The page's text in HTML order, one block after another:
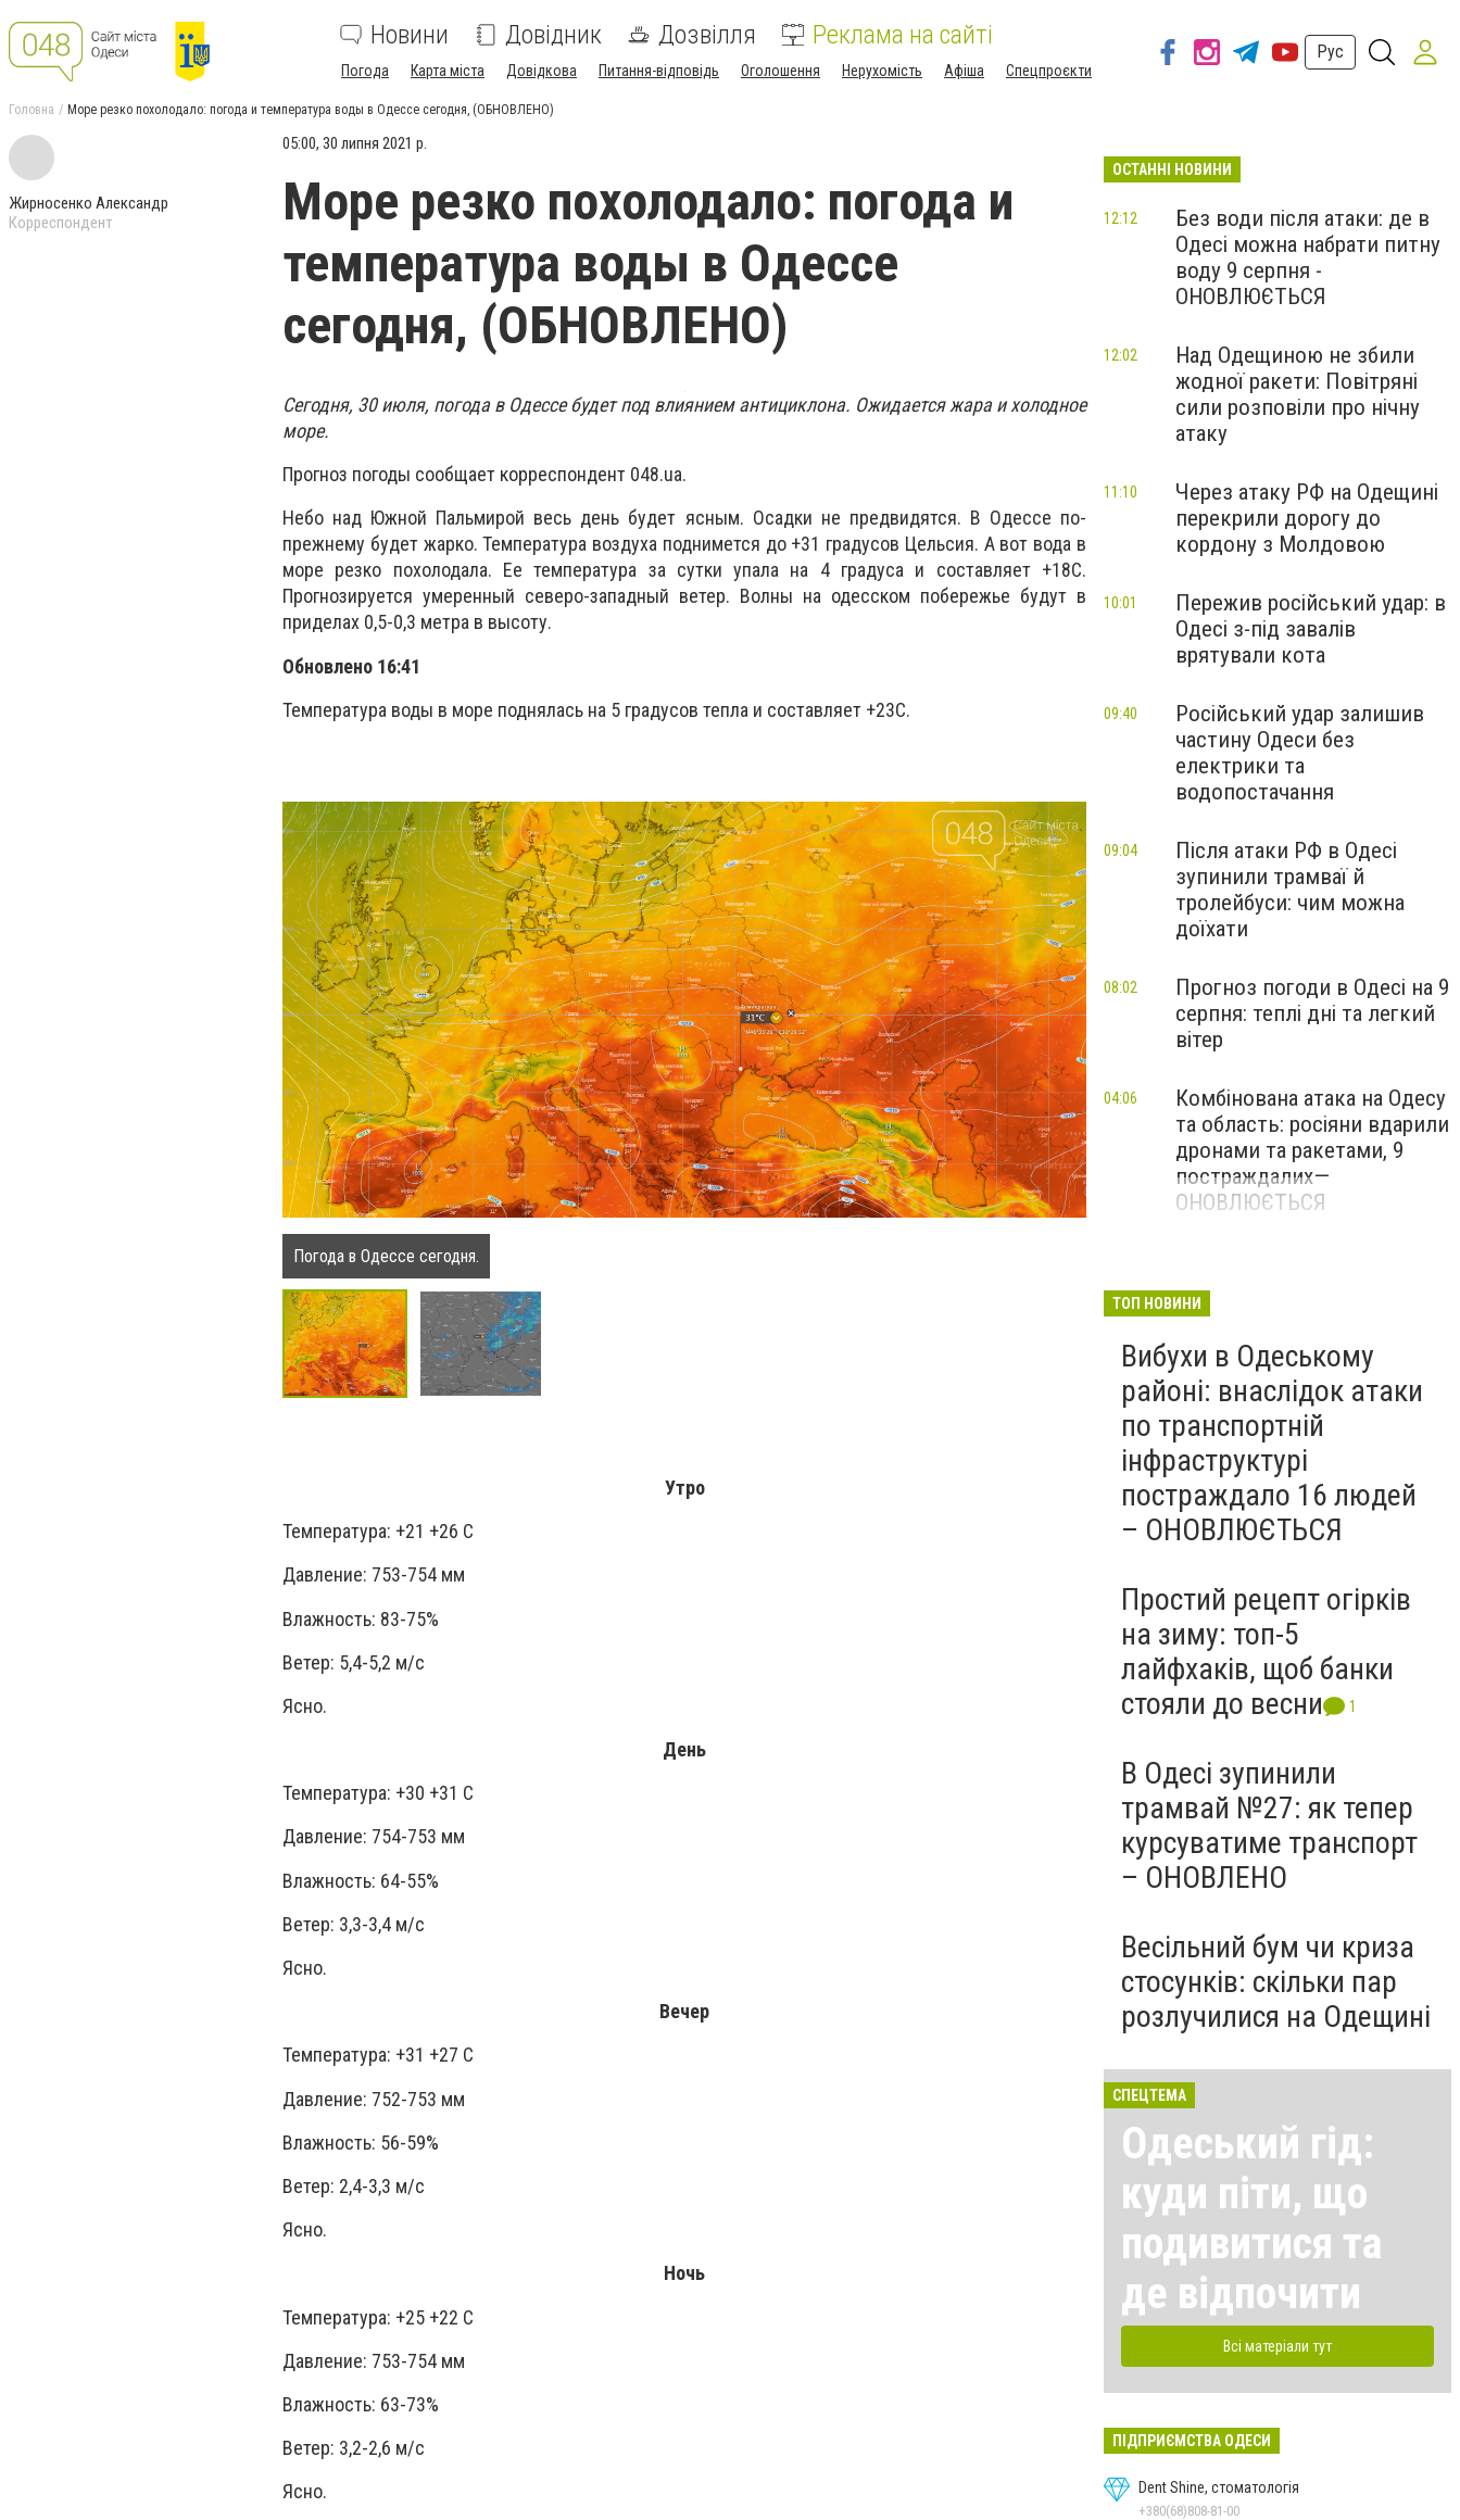
Новини Довідник Дозвілля Реклама на сайті
Погода Карта міста Довідкова Питання-відповідь Оголошення Нерухомість Афіша Спецпроєкти
Рус
Головна Море резко похолодало: погода и температура воды в Одессе сегодня, (ОБНОВЛЕНО)
Жирносенко Александр
Корреспондент
05:00, 30 липня 2021 р.
Море резко похолодало: погода и
температура воды в Одессе
сегодня, (ОБНОВЛЕНО)
Сегодня, 30 июля, погода в Одессе будет под влиянием антициклона. Ожидается жара и холодное
море.
Прогноз погоды сообщает корреспондент 048.ua.
Небо над Южной Пальмирой весь день будет ясным. Осадки не предвидятся. В Одессе по-
прежнему будет жарко. Температура воздуха поднимется до +31 градусов Цельсия. А вот вода в
море резко похолодала. Ее температура за сутки упала на 4 градуса и составляет +18С.
Прогнозируется умеренный северо-западный ветер. Волны на одесском побережье будут в
приделах 0,5-0,3 метра в высоту.
Обновлено 16:41
Температура воды в море поднялась на 5 градусов тепла и составляет +23С.
Погода в Одессе сегодня.
Утро
Температура: +21 +26 С
Давление: 753-754 мм
Влажность: 83-75%
Ветер: 5,4-5,2 м/с
Ясно.
День
Температура: +30 +31 С
Давление: 754-753 мм
Влажность: 64-55%
Ветер: 3,3-3,4 м/с
Ясно.
Вечер
Температура: +31 +27 С
Давление: 752-753 мм
Влажность: 56-59%
Ветер: 2,4-3,3 м/с
Ясно.
Ночь
Температура: +25 +22 С
Давление: 753-754 мм
Влажность: 63-73%
Ветер: 3,2-2,6 м/с
Ясно.
ОСТАННІ НОВИНИ
Без води після атаки: де в
Одесі можна набрати питну
воду 9 серпня -
ОНОВЛЮЄТЬСЯ
12:12
Над Одещиною не збили
жодної ракети: Повітряні
сили розповіли про нічну
атаку
12:02
Через атаку РФ на Одещині
перекрили дорогу до
кордону з Молдовою
11:10
Пережив російський удар: в
Одесі з-під завалів
врятували кота
10:01
Російський удар залишив
частину Одеси без
електрики та
водопостачання
09:40
Після атаки РФ в Одесі
зупинили трамваї й
тролейбуси: чим можна
доїхати
09:04
Прогноз погоди в Одесі на 9
серпня: теплі дні та легкий
вітер
08:02
Комбінована атака на Одесу
та область: росіяни вдарили
дронами та ракетами, 9
постраждалих—
ОНОВЛЮЄТЬСЯ
04:06
ТОП НОВИНИ
Вибухи в Одеському
районі: внаслідок атаки
по транспортній
інфраструктурі
постраждало 16 людей
– ОНОВЛЮЄТЬСЯ
Простий рецепт огірків
на зиму: топ-5
лайфхаків, щоб банки
стояли до весни
1
В Одесі зупинили
трамвай №27: як тепер
курсуватиме транспорт
– ОНОВЛЕНО
Весільний бум чи криза
стосунків: скільки пар
розлучилися на Одещині
СПЕЦТЕМА
Одеський гід:
куди піти, що
подивитися та
де відпочити
Всі матеріали тут
ПІДПРИЄМСТВА ОДЕСИ
Dent Shine, стоматологія
+380(68)808-81-00